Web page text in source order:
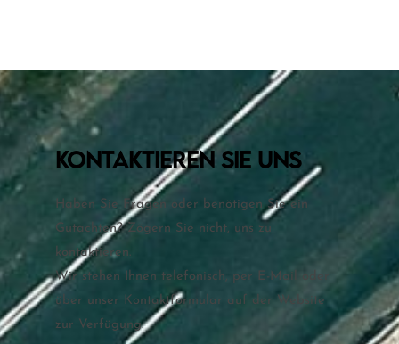
KONTAKTIEREN SIE UNS
Haben Sie Fragen oder benötigen Sie ein
Gutachten? Zögern Sie nicht, uns zu
kontaktieren.
Wir stehen Ihnen telefonisch, per E-Mail oder
über unser Kontaktformular auf der Website
zur Verfügung.